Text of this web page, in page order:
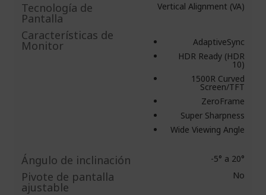
Tecnología de
Pantalla
Vertical Alignment (VA)
Caracterí­sticas de
Monitor
AdaptiveSync
HDR Ready (HDR
10)
1500R Curved
Screen/TFT
ZeroFrame
Super Sharpness
Wide Viewing Angle
Ángulo de inclinación -5° a 20°
Pivote de pantalla
ajustable
No